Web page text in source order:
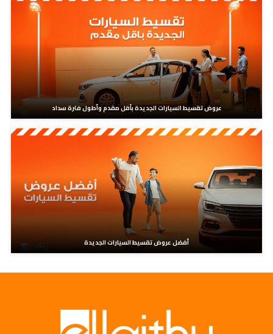
عروض تقسيط السيارات الجديدة بأقل مقدم وأطول فترة سداد
أفضل عروض تقسيط السيارات الجديدة